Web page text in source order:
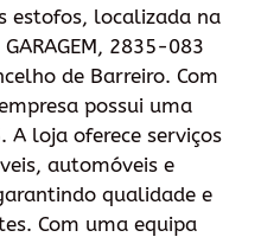
estofos, localizada na
2835-083
de Barreiro. Com
possui uma
A loja oferece serviços
automóveis e
qualidade e
Com uma equipa